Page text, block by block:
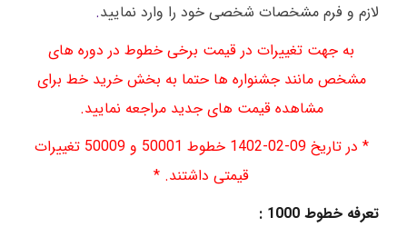
لازم و فرم مشخصات شخصی خود را وارد نمایید.
به جهت تغییرات در قیمت برخی خطوط در دوره های
مشخص مانند جشنواره ها حتما به بخش خرید خط برای
مشاهده قیمت های جدید مراجعه نمایید.
* در تاریخ 09-02-1402 خطوط 50001 و 50009 تغییرات
قیمتی داشتند. *
تعرفه خطوط 1000 :